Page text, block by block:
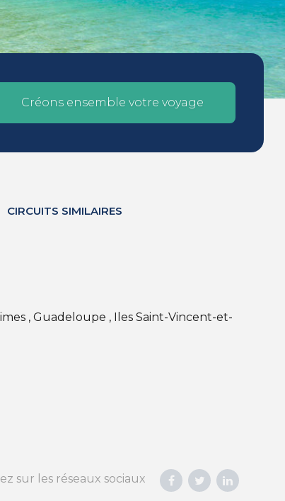
Créons ensemble votre voyage
CIRCUITS SIMILAIRES
, Guadeloupe , Iles Saint-Vincent-et-
sur les réseaux sociaux